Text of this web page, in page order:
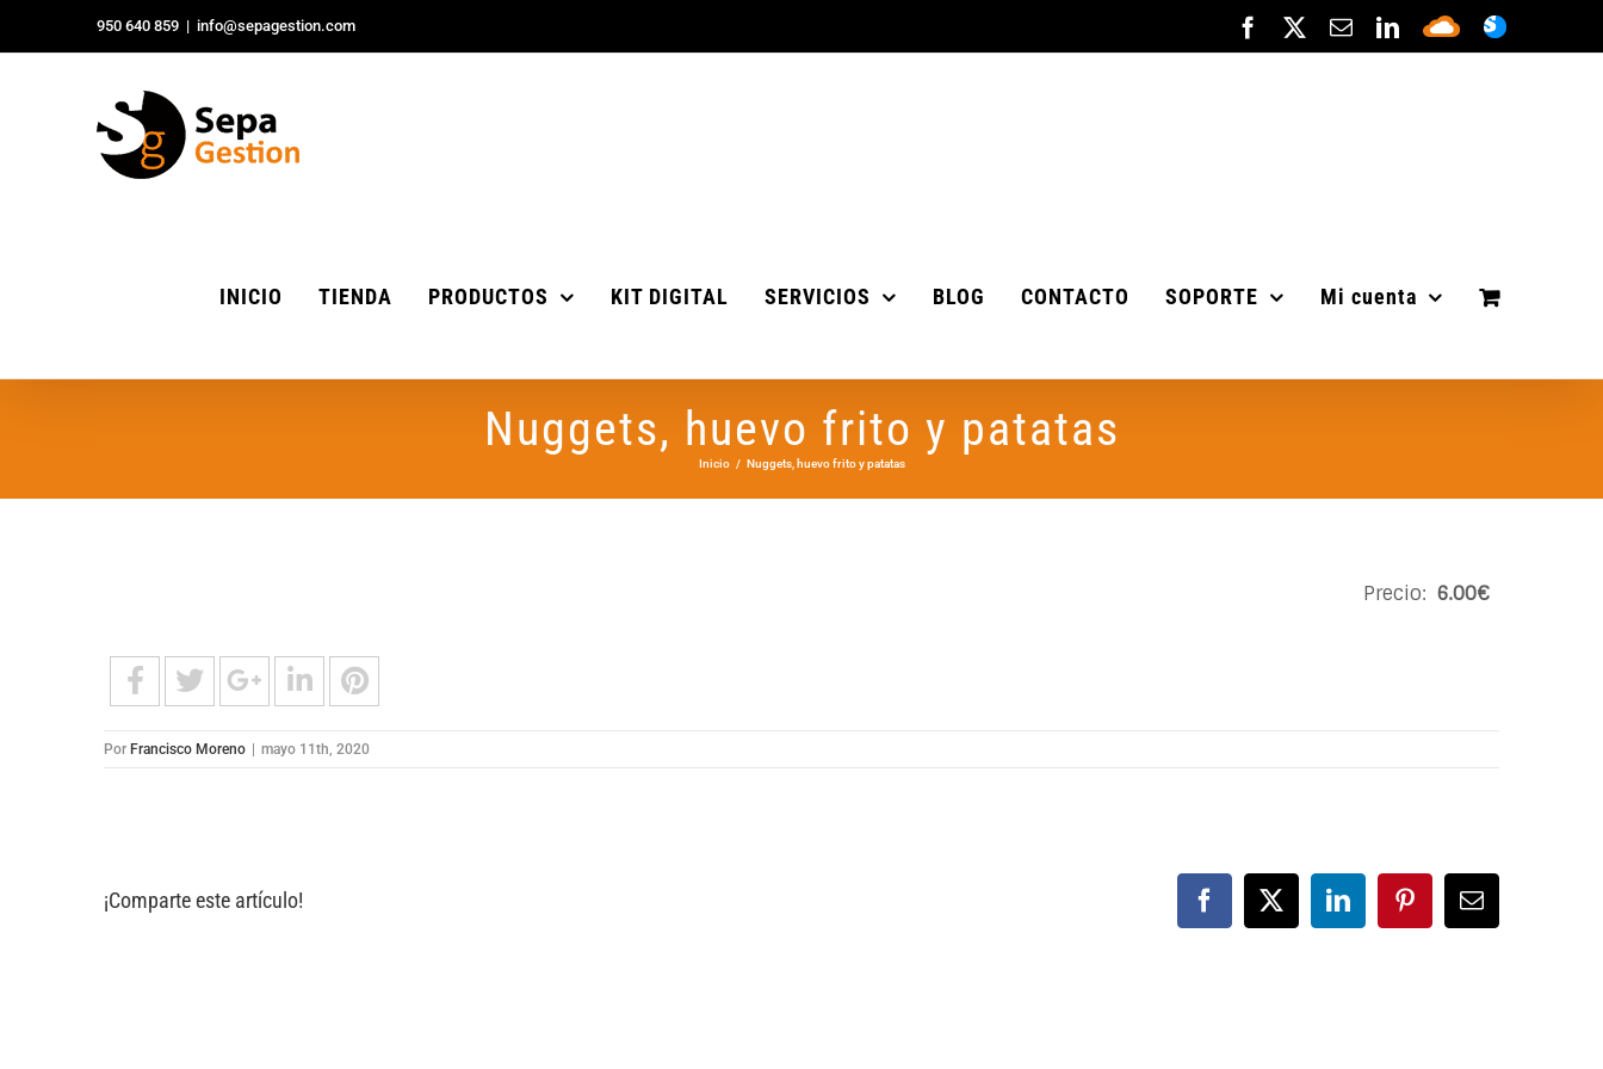
al
950 640 859 | info@sepagestion.com Facebook
X
Correo
electrónico
LinkedIn
Sepa
Cloud
INICIO TIENDA PRODUCTOS KIT DIGITAL SERVICIOS BLOG CONTACTO SOPORTE Mi cuenta
Nuggets, huevo frito y patatas
Inicio Nuggets, huevo frito y patatas
Precio: 6.00€
Por Francisco Moreno mayo 11th, 2020
¡Comparte este artículo! Facebook
X LinkedInPinterestCorreo
electrónico